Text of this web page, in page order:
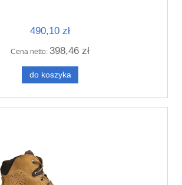
490,10 zł
Cena netto: 398,46 zł
do koszyka